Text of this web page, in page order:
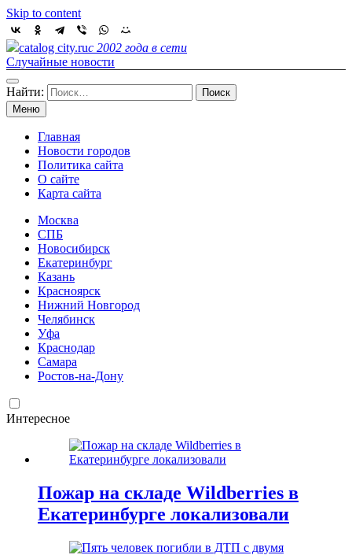
Skip to content
catalog city.ruс 2002 года в сети
Случайные новости
Найти:
Меню
Главная
Новости городов
Политика сайта
О сайте
Карта сайта
Москва
СПБ
Новосибирск
Екатеринбург
Казань
Красноярск
Нижний Новгород
Челябинск
Уфа
Краснодар
Самара
Ростов-на-Дону
Интересное
Пожар на складе Wildberries в
Екатеринбурге локализовали